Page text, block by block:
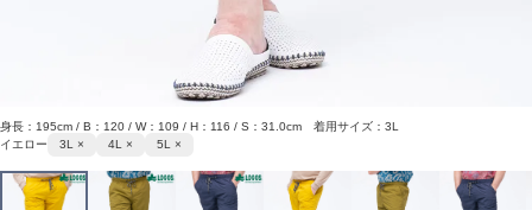
身長：195cm / B：120 / W：109 / H：116 / S：31.0cm 着用サイズ：3L
イエロー
3L × 4L × 5L ×